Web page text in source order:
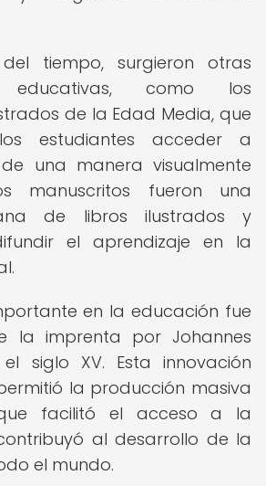
tiempo, surgieron otras
educativas, como los
de la Edad Media, que
estudiantes acceder a
una manera visualmente
manuscritos fueron una
de libros ilustrados y
el aprendizaje en la
en la educación fue
la imprenta por Johannes
siglo XV. Esta innovación
la producción masiva
facilitó el acceso a la
al desarrollo de la
el mundo.